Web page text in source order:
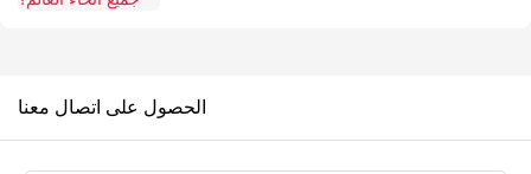
الحصول على اتصال معنا